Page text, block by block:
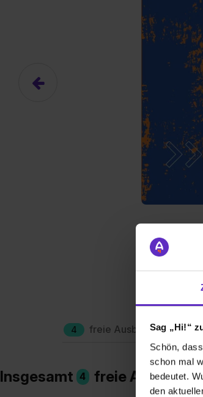
Sag „Hi!“
Schön,
schon mal
bedeutet.
den
Hier gibt
Das hier ist
frei.
Ja,
Ich bin damit
an
4 freie Ausbildungsplätze
Insgesamt 4 freie